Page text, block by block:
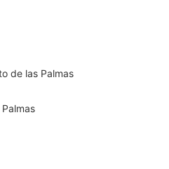
de las Palmas